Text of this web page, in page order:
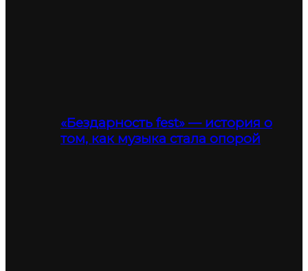
«Бездарность fest» — история о
том, как музыка стала опорой